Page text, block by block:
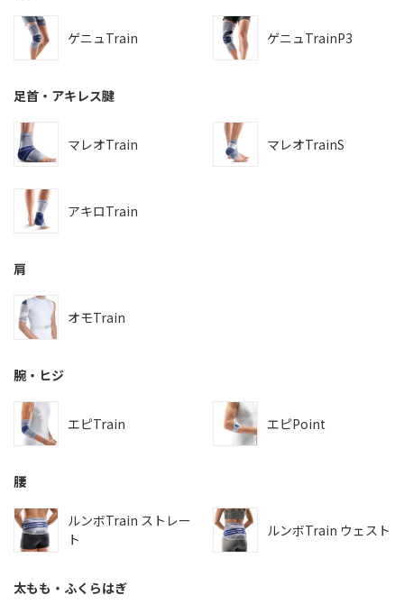
ゲニュTrain ゲニュTrainP3
足首・アキレス腱
マレオTrain マレオTrainS
アキロTrain
肩
オモTrain
腕・ヒジ
エピTrain エピPoint
腰
ルンボTrain ストレー
ト
ルンボTrain ウェスト
太もも・ふくらはぎ